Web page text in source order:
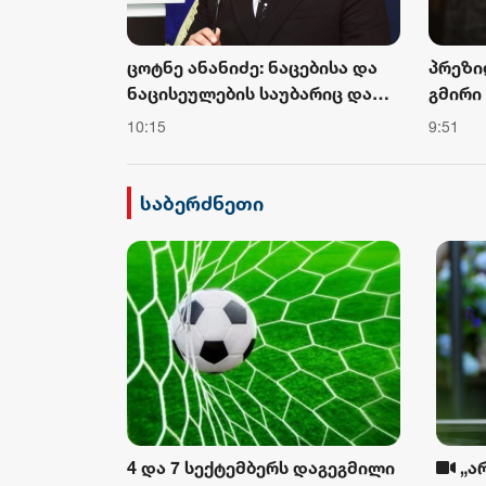
ცოტნე ანანიძე: ნაცებისა და
ნაცისეულების საუბარიც და
მოქმედებაც, ომსა და
კვლავაც აზიანებს
10:15 9:51
საბერძნეთი
4 და 7 სექტემბერს დაგეგმილი